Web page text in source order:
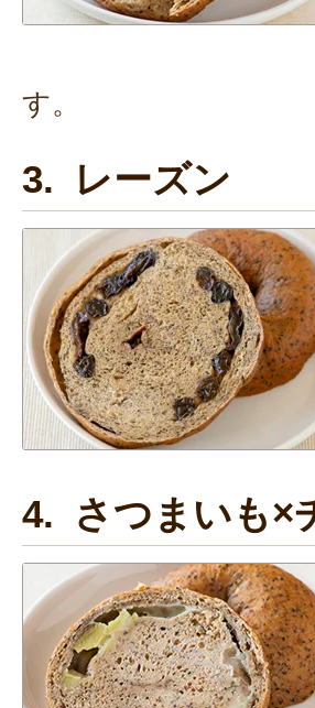
す。
3. レーズン
4. さつまいも×